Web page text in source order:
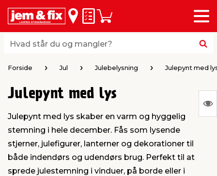
Hvad står du og mangler?
Hvad står du og mangler?
Huskeseddel
Indkøbskurv
Menu
loft & vægge
vinduer
& varme
& ophæng
& armatur
& kemikalier
af værktøj
maskiner
Forside Jul Julebelysning Julepynt med
Julepynt med lys
Julepynt med lys skaber en varm og hyggelig
stemning i hele december. Fås som lysende
stjerner, julefigurer, lanterner og dekorationer til
både indendørs og udendørs brug. Perfekt til at
sprede julestemning i vinduer, på borde eller i